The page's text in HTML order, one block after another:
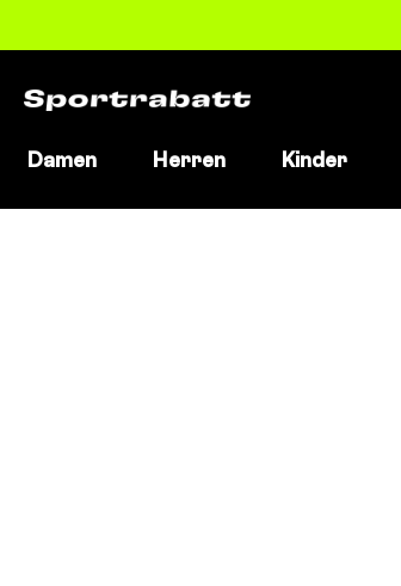
Damen Herren Kinder